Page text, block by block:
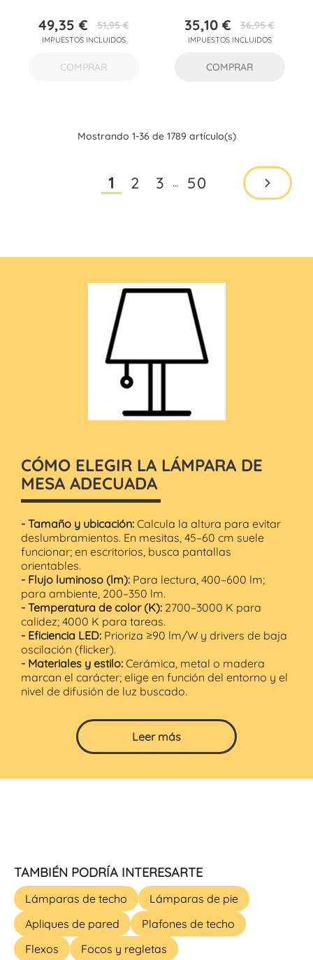
Precio
49,35 €Precio
base
51,95 €
IMPUESTOS INCLUIDOS
COMPRAR
Precio
35,10 €Precio
base
36,95 €
IMPUESTOS INCLUIDOS
COMPRAR
Mostrando 1-36 de 1789 artículo(s)
1 2 3 … 50
CÓMO ELEGIR LA LÁMPARA DE
MESA ADECUADA
- Tamaño y ubicación: Calcula la altura para evitar
deslumbramientos. En mesitas, 45–60 cm suele
funcionar; en escritorios, busca pantallas
orientables.
- Flujo luminoso (lm): Para lectura, 400–600 lm;
para ambiente, 200–350 lm.
- Temperatura de color (K): 2700–3000 K para
calidez; 4000 K para tareas.
- Eficiencia LED: Prioriza ≥90 lm/W y drivers de baja
oscilación (flicker).
- Materiales y estilo: Cerámica, metal o madera
marcan el carácter; elige en función del entorno y el
nivel de difusión de luz buscado.
Leer más
TAMBIÉN PODRÍA INTERESARTE
Lámparas de techo
Lámparas de pie
Apliques de pared
Plafones de techo
Flexos
Focos y regletas